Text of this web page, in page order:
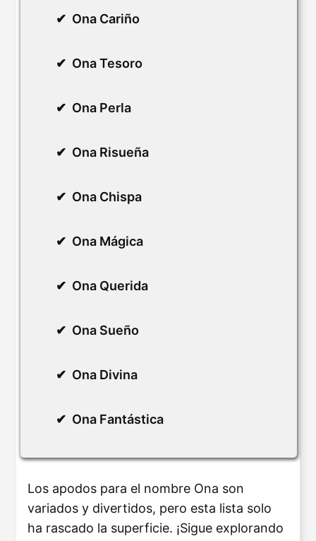
Ona Cariño
Ona Tesoro
Ona Perla
Ona Risueña
Ona Chispa
Ona Mágica
Ona Querida
Ona Sueño
Ona Divina
Ona Fantástica
Los apodos para el nombre Ona son
variados y divertidos, pero esta lista solo
ha rascado la superficie. ¡Sigue explorando